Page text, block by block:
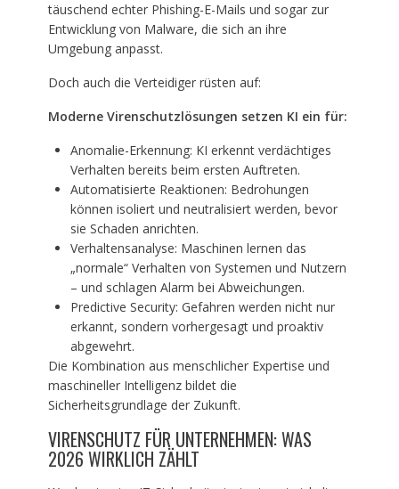
täuschend echter Phishing-E-Mails und sogar zur
Entwicklung von Malware, die sich an ihre
Umgebung anpasst.
Doch auch die Verteidiger rüsten auf:
Moderne Virenschutzlösungen setzen KI ein für:
Anomalie-Erkennung: KI erkennt verdächtiges
Verhalten bereits beim ersten Auftreten.
Automatisierte Reaktionen: Bedrohungen
können isoliert und neutralisiert werden, bevor
sie Schaden anrichten.
Verhaltensanalyse: Maschinen lernen das
„normale“ Verhalten von Systemen und Nutzern
– und schlagen Alarm bei Abweichungen.
Predictive Security: Gefahren werden nicht nur
erkannt, sondern vorhergesagt und proaktiv
abgewehrt.
Die Kombination aus menschlicher Expertise und
maschineller Intelligenz bildet die
Sicherheitsgrundlage der Zukunft.
VIRENSCHUTZ FÜR UNTERNEHMEN: WAS
2026 WIRKLICH ZÄHLT